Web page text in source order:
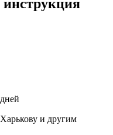
и другим